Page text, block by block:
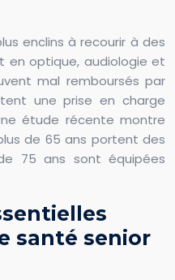
enclins à recourir à des
en optique, audiologie et
mal remboursés par
une prise en charge
étude récente montre
de 65 ans portent des
75 ans sont équipées
santé senior